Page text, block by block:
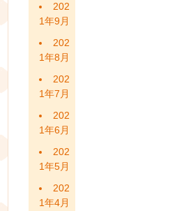
202
1年9月
202
1年8月
202
1年7月
202
1年6月
202
1年5月
202
1年4月